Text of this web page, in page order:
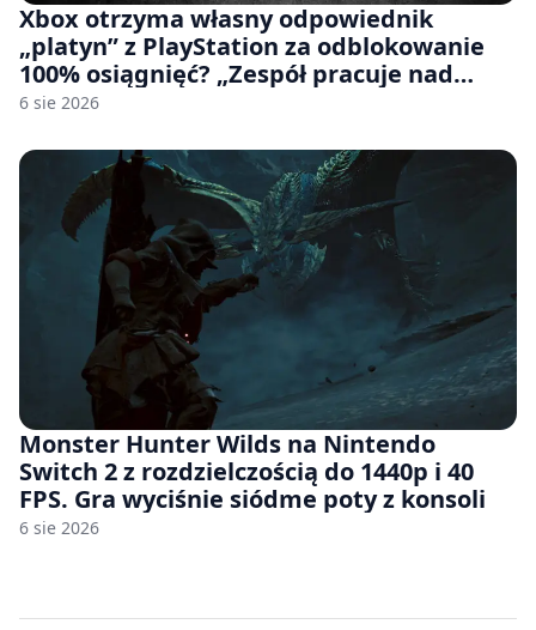
Xbox otrzyma własny odpowiednik
„platyn” z PlayStation za odblokowanie
100% osiągnięć? „Zespół pracuje nad
czymś, co ma się pojawić jeszcze w tym
6 sie 2026
Monster Hunter Wilds na Nintendo
Switch 2 z rozdzielczością do 1440p i 40
FPS. Gra wyciśnie siódme poty z konsoli
6 sie 2026